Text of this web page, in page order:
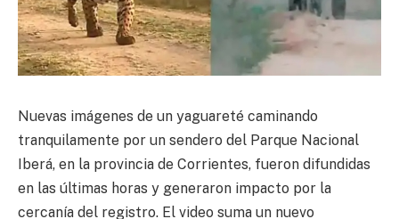
Nuevas imágenes de un yaguareté caminando
tranquilamente por un sendero del Parque Nacional
Iberá, en la provincia de Corrientes, fueron difundidas
en las últimas horas y generaron impacto por la
cercanía del registro. El video suma un nuevo